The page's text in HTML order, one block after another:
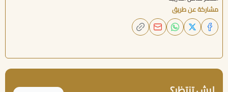
مشاركة عن طريق